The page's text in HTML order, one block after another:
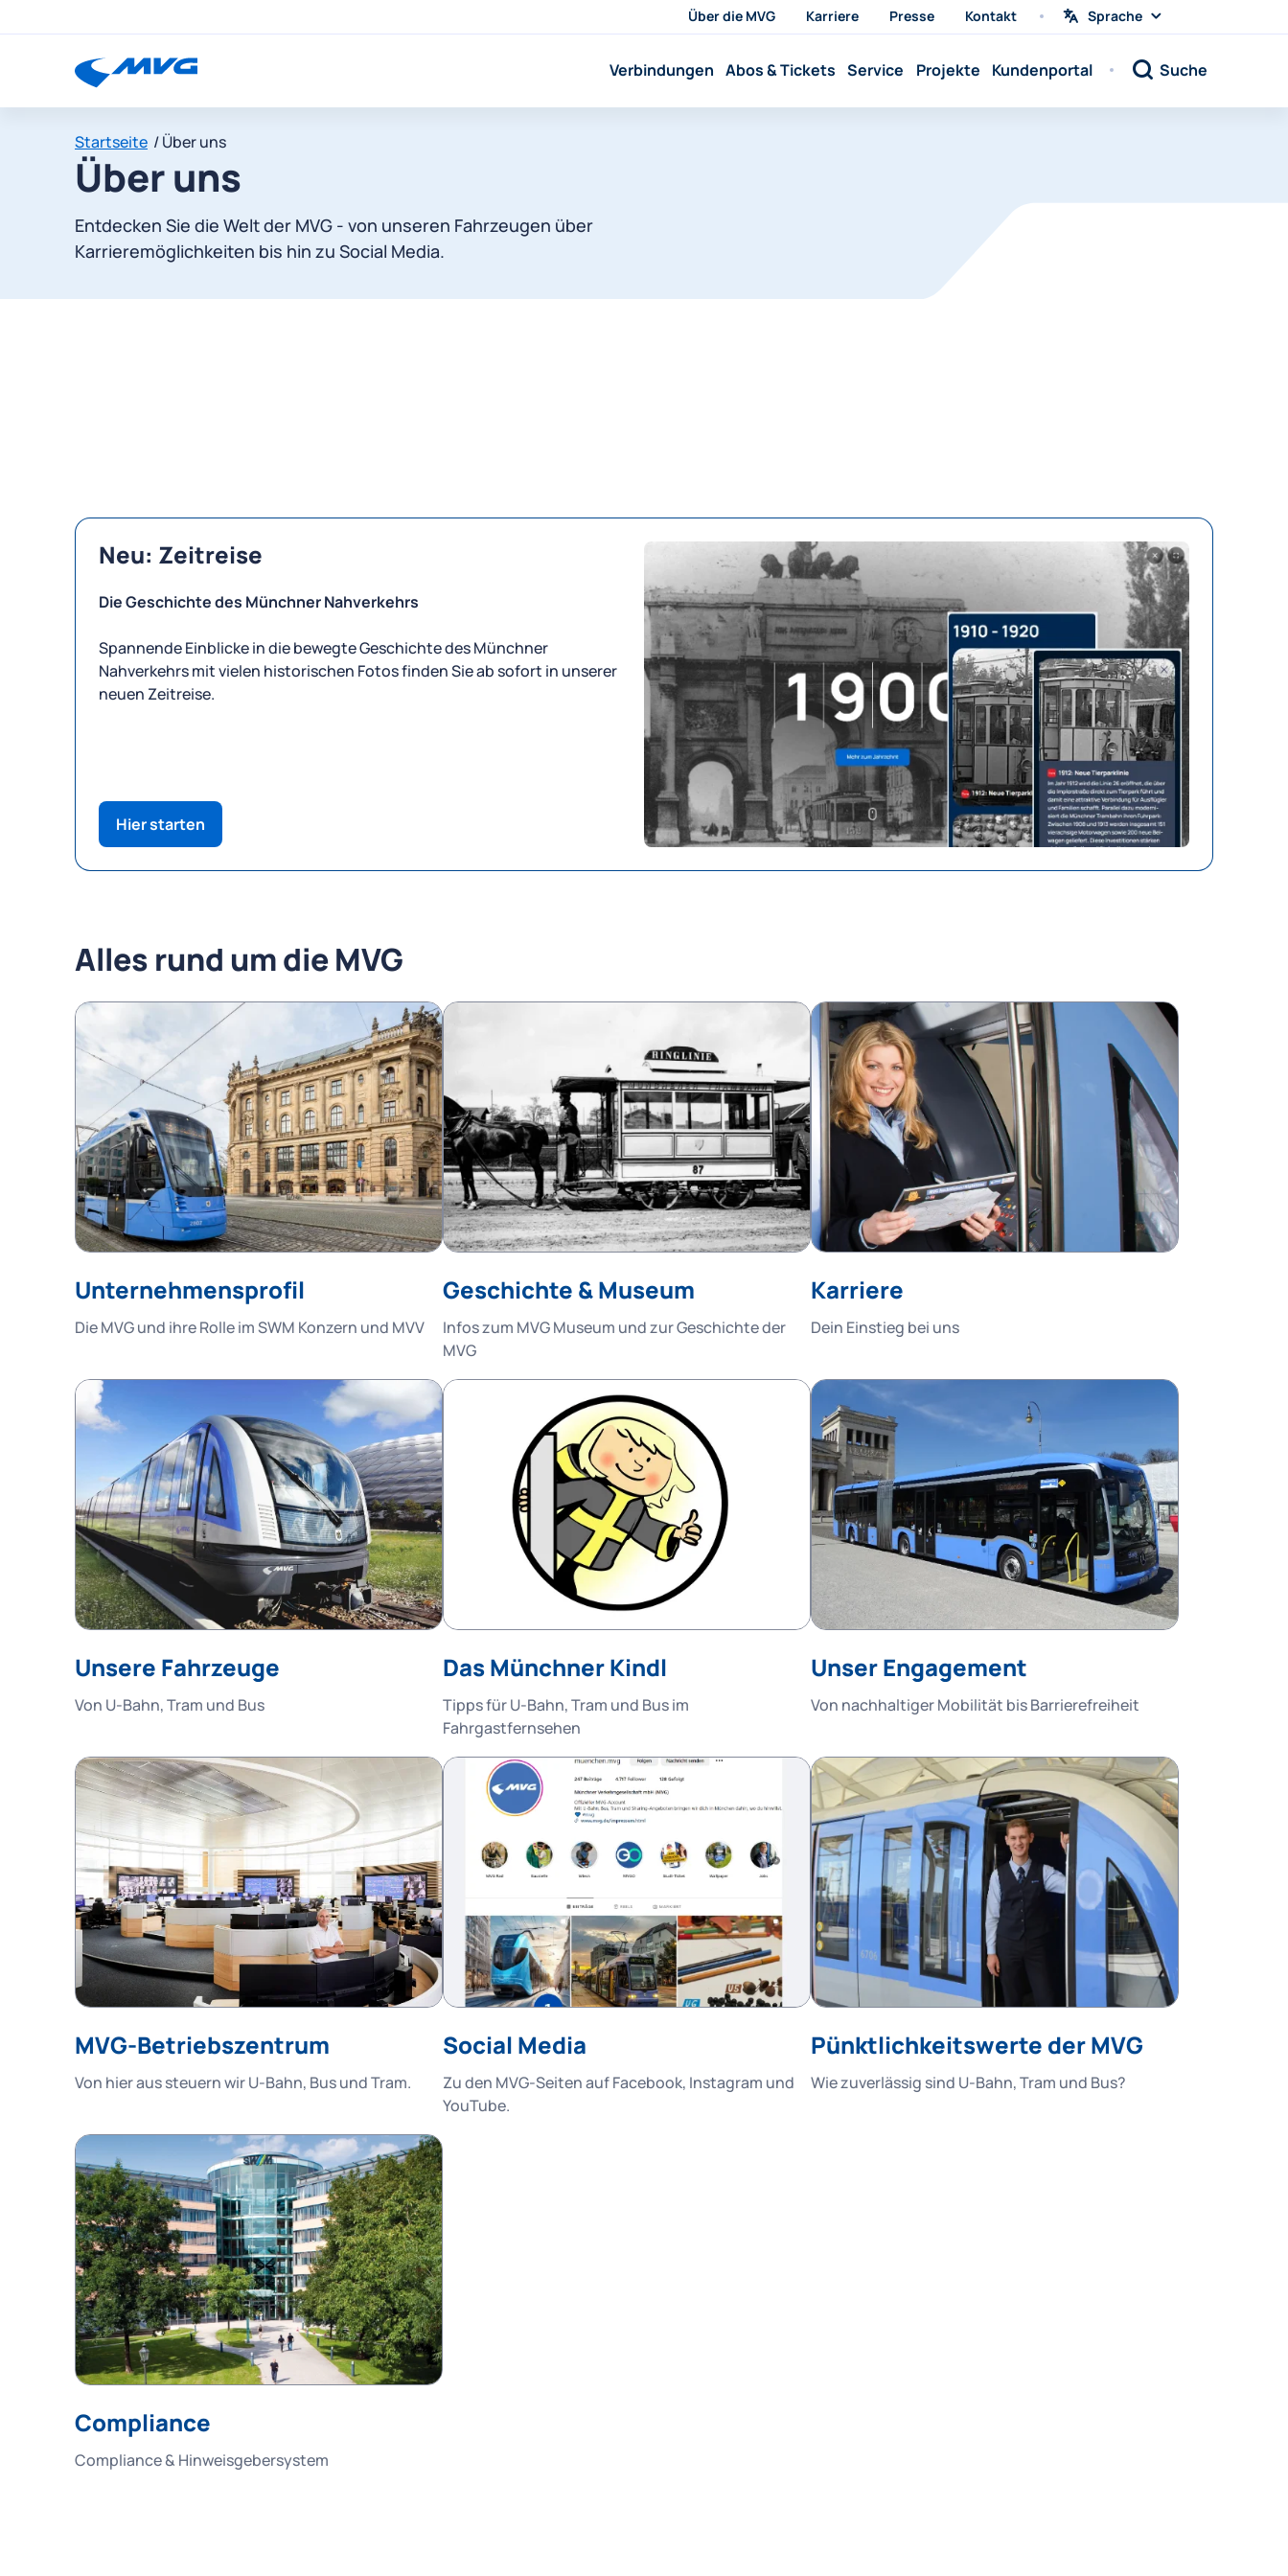
Über die MVG Karriere Presse Kontakt
Sprache
Sprache
Verbindungen Abos & Tickets Service Projekte Kundenportal Suche
Startseite Über uns
Über uns
Entdecken Sie die Welt der MVG - von unseren Fahrzeugen über
Karrieremöglichkeiten bis hin zu Social Media.
Neu: Zeitreise
Die Geschichte des Münchner Nahverkehrs
Spannende Einblicke in die bewegte Geschichte des Münchner
Nahverkehrs mit vielen historischen Fotos finden Sie ab sofort in unserer
neuen Zeitreise.
Hier starten
Alles rund um die MVG
Unternehmensprofil
Die MVG und ihre Rolle im SWM Konzern und MVV
Geschichte & Museum
Infos zum MVG Museum und zur Geschichte der
MVG
Karriere
Dein Einstieg bei uns
Unsere Fahrzeuge
Von U-Bahn, Tram und Bus
Das Münchner Kindl
Tipps für U-Bahn, Tram und Bus im
Fahrgastfernsehen
Unser Engagement
Von nachhaltiger Mobilität bis Barrierefreiheit
MVG-Betriebszentrum
Von hier aus steuern wir U-Bahn, Bus und Tram.
Social Media
Zu den MVG-Seiten auf Facebook, Instagram und
YouTube.
Pünktlichkeitswerte der MVG
Wie zuverlässig sind U-Bahn, Tram und Bus?
Compliance
Compliance & Hinweisgebersystem